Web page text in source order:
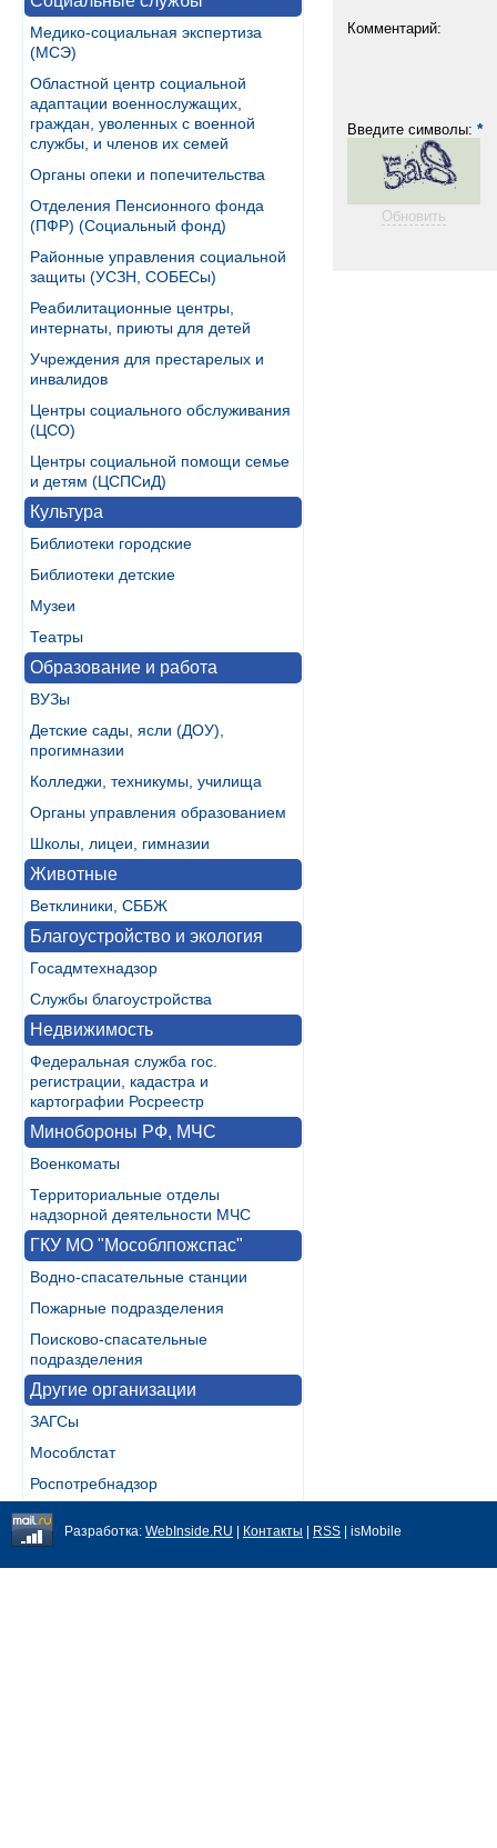
Медико-социальная экспертиза
(МСЭ)
Областной центр социальной
адаптации военнослужащих,
граждан, уволенных с военной
службы, и членов их семей
Органы опеки и попечительства
Отделения Пенсионного фонда
(ПФР) (Социальный фонд)
Районные управления социальной
защиты (УСЗН, СОБЕСы)
Реабилитационные центры,
интернаты, приюты для детей
Учреждения для престарелых и
инвалидов
Центры социального обслуживания
(ЦСО)
Центры социальной помощи семье
и детям (ЦСПСиД)
Культура
Библиотеки городские
Библиотеки детские
Музеи
Театры
Образование и работа
ВУЗы
Детские сады, ясли (ДОУ),
прогимназии
Колледжи, техникумы, училища
Органы управления образованием
Школы, лицеи, гимназии
Животные
Ветклиники, СББЖ
Благоустройство и экология
Госадмтехнадзор
Службы благоустройства
Недвижимость
Федеральная служба гос.
регистрации, кадастра и
картографии Росреестр
Минобороны РФ, МЧС
Военкоматы
Территориальные отделы
надзорной деятельности МЧС
ГКУ МО "Мособлпожспас"
Водно-спасательные станции
Пожарные подразделения
Поисково-спасательные
подразделения
Другие организации
ЗАГСы
Мособлстат
Роспотребнадзор
Комментарий:
Введите символы: *
Обновить
Разработка: WebInside.RU Контакты RSS | isMobile